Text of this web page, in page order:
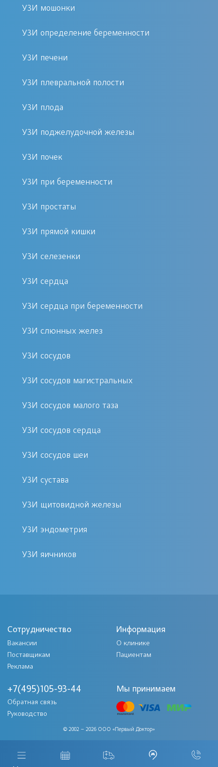
Преимущества эластографии в
клинике «Первый Доктор»
опытные специалисты
дополнительные услуги
Возможность быстрого
оформления записи на удобное
для вас время
высокий уровень сервиса
Подготовка к процедуре
будет обследован, может
подготовка. Например, перед
исследованием печени рекомендуется
воздержаться от приёма пищи за 4-6
часов. Точные рекомендации вы
процедуры
Эластография не требует
реабилитационного периода, так как
негативного воздействия на организм.
повседневной активности. В случае
необходимости дальнейшего лечения
готовы предложить комплексные
УЗИ мошонки
УЗИ определение беременности
УЗИ печени
УЗИ плевральной полости
УЗИ плода
УЗИ поджелудочной железы
УЗИ почек
УЗИ при беременности
УЗИ простаты
УЗИ прямой кишки
УЗИ селезенки
УЗИ сердца
УЗИ сердца при беременности
УЗИ слюнных желез
УЗИ сосудов
УЗИ сосудов магистральных
УЗИ сосудов малого таза
УЗИ сосудов сердца
УЗИ сосудов шеи
УЗИ сустава
УЗИ щитовидной железы
УЗИ эндометрия
УЗИ яичников
Сотрудничество
Вакансии
Поставщикам
Реклама
Информация
О клинике
Пациентам
+7(495)105-93-44
Обратная связь
Руководство
© 2002 – 2026 ООО «Первый Доктор»
Мы принимаем